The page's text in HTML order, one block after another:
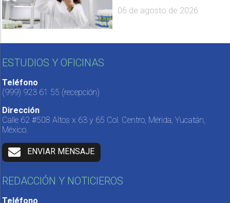
06 de agosto de 2026
ESTUDIOS Y OFICINAS
Teléfono
(999) 923 61 55 (recepción)
Dirección
Calle 62 #508 Altos x 63 y 65 Col. Centro, Mérida, Yucatán,
México.
ENVIAR MENSAJE
REDACCIÓN Y NOTICIEROS
Teléfono